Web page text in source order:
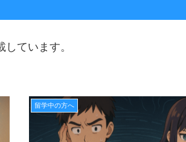
ています。
留学中の方へ